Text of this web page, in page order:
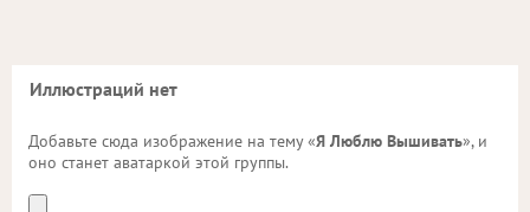
Иллюстраций нет
Добавьте сюда изображение на тему «Я Люблю Вышивать», и
оно станет аватаркой этой группы.